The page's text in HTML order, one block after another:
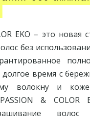
EKO – это новая
без
долгое время с
волокну и
& COLOR